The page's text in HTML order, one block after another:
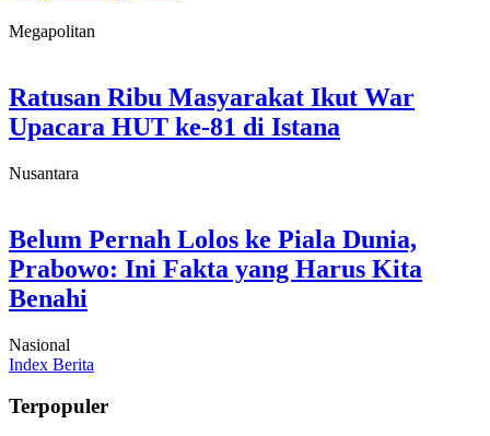
Megapolitan
Ratusan Ribu Masyarakat Ikut War
Upacara HUT ke-81 di Istana
Nusantara
Belum Pernah Lolos ke Piala Dunia,
Prabowo: Ini Fakta yang Harus Kita
Benahi
Nasional
Index Berita
Terpopuler